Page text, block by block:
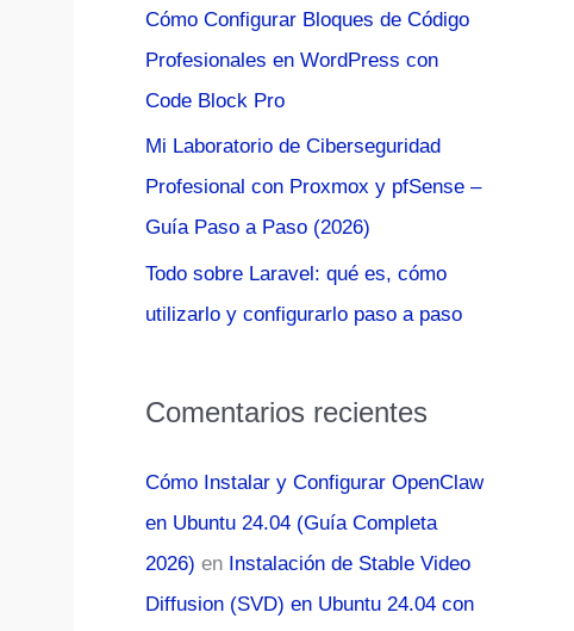
:
Cómo Configurar Bloques de Código
Profesionales en WordPress con
Code Block Pro
Mi Laboratorio de Ciberseguridad
Profesional con Proxmox y pfSense –
Guía Paso a Paso (2026)
Todo sobre Laravel: qué es, cómo
utilizarlo y configurarlo paso a paso
Comentarios recientes
Cómo Instalar y Configurar OpenClaw
en Ubuntu 24.04 (Guía Completa
2026) en Instalación de Stable Video
Diffusion (SVD) en Ubuntu 24.04 con